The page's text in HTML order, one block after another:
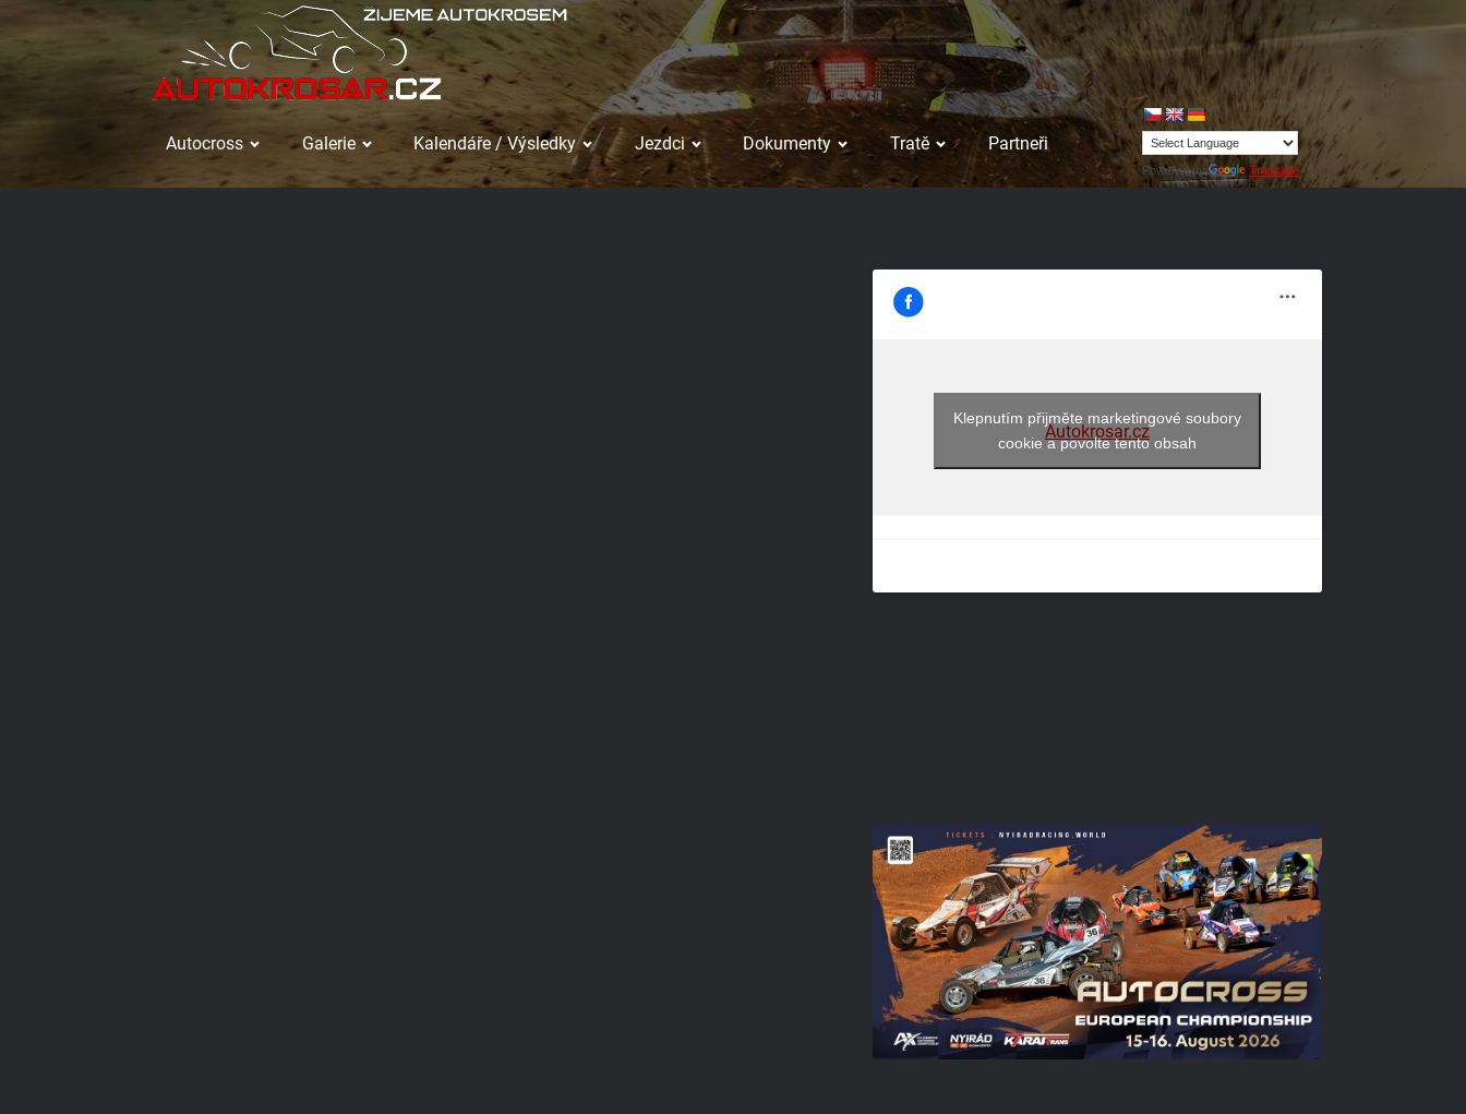
Autocross Galerie Kalendáře / Výsledky Jezdci Dokumenty Tratě Partneři
Powered by Translate
Autokrosar.cz
Klepnutím přijměte marketingové soubory
cookie a povolte tento obsah